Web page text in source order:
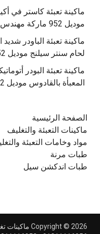
‫ماكينة تعبئة كاستر في
موديل 952 ماركة مهندس منسي
‫ماكينة تعبئة الباودر
‫ماكينة تعبئة البودر
الصفحة الرئيسية
ماكينات التعبئة والتغليف
مواد وخامات التعبئة
طبات مرنة
طبات اندكشن سيل
Copyright © 2026